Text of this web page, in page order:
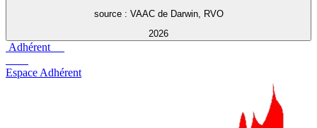
source : VAAC de Darwin, RVO
2026
Adhérent
Espace Adhérent